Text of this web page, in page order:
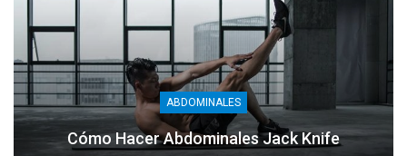
ABDOMINALES
Cómo Hacer Abdominales Jack Knife